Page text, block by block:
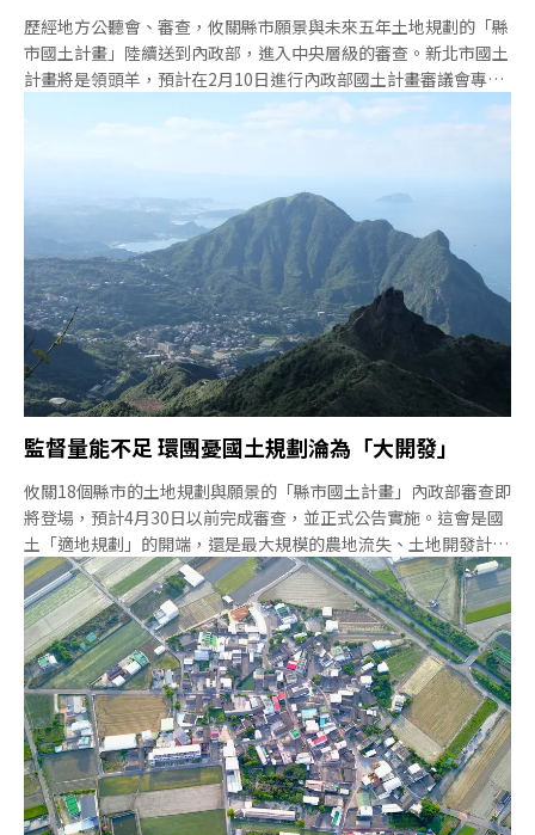
歷經地方公聽會、審查，攸關縣市願景與未來五年土地規劃的「縣
市國土計畫」陸續送到內政部，進入中央層級的審查。新北市國土
計畫將是領頭羊，預計在2月10日進行內政部國土計畫審議會專案
小組審查。除了免辦理1的台北、金門、連江、嘉義市外，其餘18
縣市國土計畫都須在4月中審查完畢，4月底前完成公告。全國盤
國土計畫審議會召開今年度第一次大會，進行審查前的溝通與確
認。縣市國土計畫須遵循全國國土計畫的規範，也有因地制宜的空
間。當各縣市規劃的農地加總起來不足全國應符合的總量，或是各
縣市規劃的開發區域超過全國水、電、環境能承載的總量時，全國
國土計畫審議會有必要加以監督。2016年公告的《國土法》歷經
四年終於從「全國國土計畫」邁向「縣市國土計畫」。會議主席、
內政部政務次長花敬群指示，「這是一件歷史性的工作」，不能因
為時間緊迫就就有所輕忽。雖然允許地方有彈性
監督量能不足 環團憂國土規劃淪為「大開發」
攸關18個縣市的土地規劃與願景的「縣市國土計畫」內政部審查即
將登場，預計4月30日以前完成審查，並正式公告實施。這會是國
土「適地規劃」的開端，還是最大規模的農地流失、土地開發計
畫？縣市國土計畫涉及18個縣市的人文、地理、經濟、農業、自然
保育及歷史發展背景，各地有不同的議題，加上解讀縣市國土計畫
並不容易，民間團體能否有足夠的量能參與，並發揮公民監督的角
色，成為縣市國土計畫的一大隱憂。從全國角度看縣市國土計畫：
從總量著手 缺在地觀察「縣市國土計畫」的脈絡是承襲「全國國
土計畫」而來，各地除了要規劃各地的城市願景，也需要遵守全國
總量的限制。例如，考量經濟發展與土地、水、電等限制，經濟部
定出2036年前新增產業用地不超過3,311 公頃的總量。為確保糧食
自給，農地總量目標則定在74至81萬公頃。